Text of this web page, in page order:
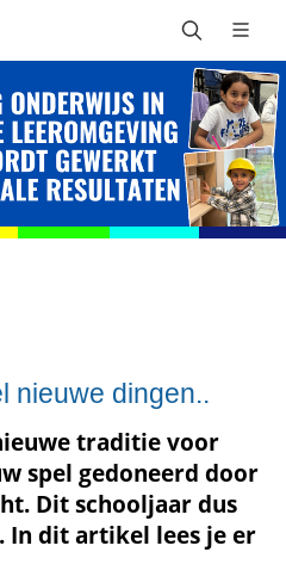
nieuwe dingen..
traditie voor
spel gedoneerd door
Dit schooljaar dus
In dit artikel lees je er